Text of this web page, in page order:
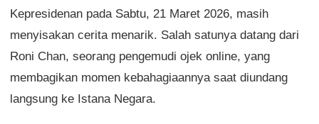
Kepresidenan pada Sabtu, 21 Maret 2026, masih
menyisakan cerita menarik. Salah satunya datang dari
Roni Chan, seorang pengemudi ojek online, yang
membagikan momen kebahagiaannya saat diundang
langsung ke Istana Negara.